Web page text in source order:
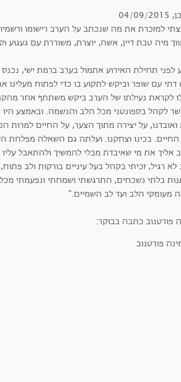
2015
מיה טבת דיין, אשה, יוצרת, משוררת עם געגוע
לפני תחילת האירוע אתמול בערב ברמת ישי,
דתי עם שופר וביקש לתקוע בו כדי לפתוח מעלינו
לקראת נעילתו של הערב ביקש משתתף אחר
שר לקהל בספונטני מכל הלב והנשמה. ובאמצע היו
ואובדנו, על יצירה מתוך הצער, על החיים למרות
בכינו וצחקנו. ועלתה גם השאלה מפלחת
אליך את מי שאיבדת מבלי להמשיך ולהתאבל
לא רגיל, זכיתי בקהל בעל עיניים בורקות ולב
בלתי נשכחים, התרגשתי ושמחתי ונפעמתי
מעומקי הלב ועד לב השמיים."
פורטנוב כתבה בבוקר: